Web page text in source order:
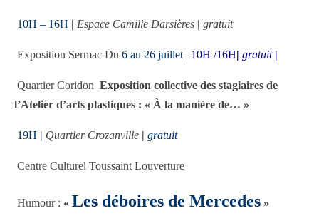
10H – 16H | Espace Camille Darsières | gratuit
Exposition Sermac Du 6 au 26 juillet | 10H /16H| gratuit |
Quartier Coridon Exposition collective des stagiaires de
l’Atelier d’arts plastiques : « À la manière de… »
19H | Quartier Crozanville | gratuit
Centre Culturel Toussaint Louverture
Humour : « Les déboires de Mercedes »